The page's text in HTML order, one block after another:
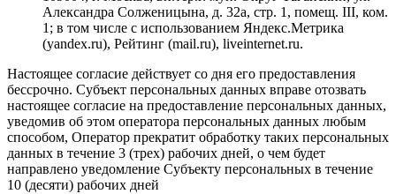
Александра Солженицына, д. 32а, стр. 1, помещ. III, ком.
1; в том числе с использованием Яндекс.Метрика
(yandex.ru), Рейтинг (mail.ru), liveinternet.ru.
Настоящее согласие действует со дня его предоставления
бессрочно. Субъект персональных данных вправе отозвать
настоящее согласие на предоставление персональных данных,
уведомив об этом оператора персональных данных любым
способом, Оператор прекратит обработку таких персональных
данных в течение 3 (трех) рабочих дней, о чем будет
направлено уведомление Субъекту персональных в течение
10 (десяти) рабочих дней